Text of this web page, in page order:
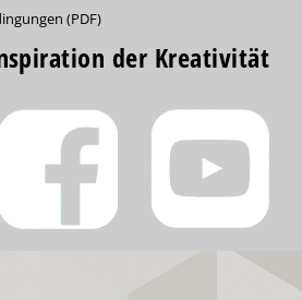
(PDF)
der Kreativität